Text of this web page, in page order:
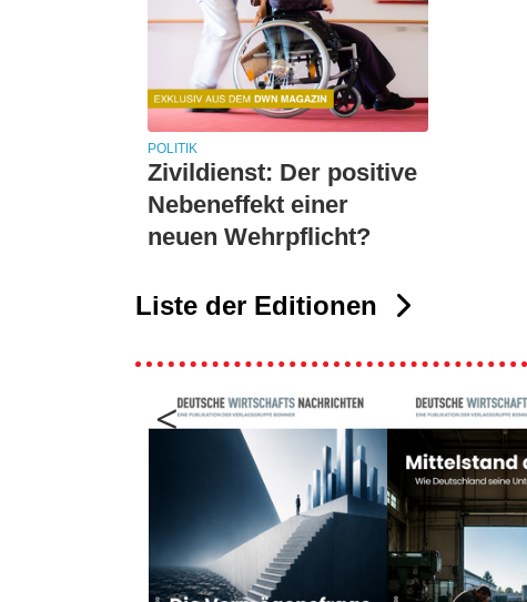
POLITIK
Zivildienst: Der positive
Nebeneffekt einer
neuen Wehrpflicht?
Liste der Editionen
<